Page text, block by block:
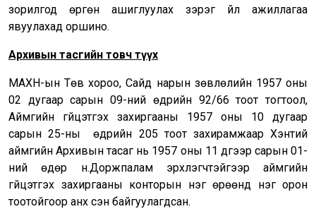
зорилгод өргөн ашиглуулах зэрэг үйл ажиллагаа
явуулахад оршино.
Архивын тасгийн товч түүх
МАХН-ын Төв хороо, Сайд нарын зөвлөлийн 1957 оны
02 дугаар сарын 09-ний өдрийн 92/66 тоот тогтоол,
Аймгийн гүйцэтгэх захиргааны 1957 оны 10 дугаар
сарын 25-ны өдрийн 205 тоот захирамжаар Хэнтий
аймгийн Архивын тасаг нь 1957 оны 11 дүгээр сарын 01-
ний өдөр н.Доржпалам эрхлэгчтэйгээр аймгийн
гүйцэтгэх захиргааны конторын нэг өрөөнд нэг орон
тоотойгоор анх үүсэн байгуулагдсан.